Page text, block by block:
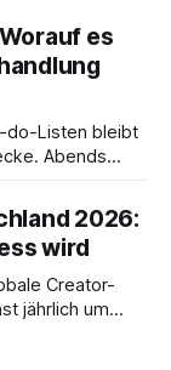
Mail & Cloud
es
do-Listen bleibt
Abends
reagiert die
neigt zu
2026:
wird
Creator-
jährlich um
Weltweit